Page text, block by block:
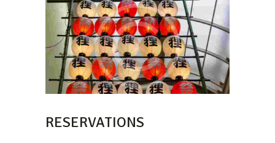
RESERVATIONS